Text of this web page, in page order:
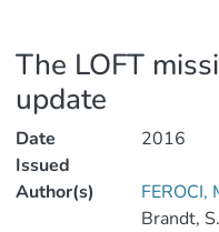
The LOFT
update
Date
Issued
2016
Author(s) FEROCI,
Brandt, S.